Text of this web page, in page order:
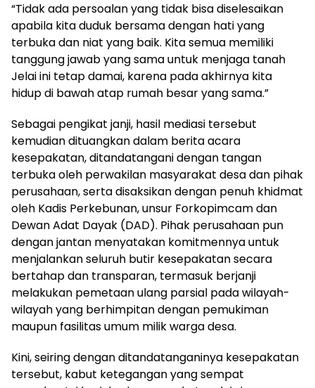
“Tidak ada persoalan yang tidak bisa diselesaikan
apabila kita duduk bersama dengan hati yang
terbuka dan niat yang baik. Kita semua memiliki
tanggung jawab yang sama untuk menjaga tanah
Jelai ini tetap damai, karena pada akhirnya kita
hidup di bawah atap rumah besar yang sama.”
Sebagai pengikat janji, hasil mediasi tersebut
kemudian dituangkan dalam berita acara
kesepakatan, ditandatangani dengan tangan
terbuka oleh perwakilan masyarakat desa dan pihak
perusahaan, serta disaksikan dengan penuh khidmat
oleh Kadis Perkebunan, unsur Forkopimcam dan
Dewan Adat Dayak (DAD). Pihak perusahaan pun
dengan jantan menyatakan komitmennya untuk
menjalankan seluruh butir kesepakatan secara
bertahap dan transparan, termasuk berjanji
melakukan pemetaan ulang parsial pada wilayah-
wilayah yang berhimpitan dengan pemukiman
maupun fasilitas umum milik warga desa.
Kini, seiring dengan ditandatanganinya kesepakatan
tersebut, kabut ketegangan yang sempat